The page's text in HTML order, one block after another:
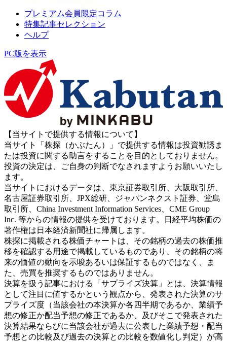
プレミアム会員限定コラム
特集記事セレクション
ヘルプ
PC版を表示
【当サイトで提供する情報について】
当サイト「株探（かぶたん）」で提供する情報は投資勧誘ま
たは投資に関する助言をすることを目的としておりません。
投資の決定は、ご自身の判断でなされますようお願いいたし
ます。
当サイトにおけるデータは、東京証券取引所、大阪取引所、
名古屋証券取引所、JPX総研、ジャパンネクスト証券、堂島
取引所、China Investment Information Services、CME Group
Inc. 等からの情報の提供を受けております。日経平均株価の
著作権は日本経済新聞社に帰属します。
株探に掲載される株価チャートは、その銘柄の過去の株価推
移を確認する用途で掲載しているものであり、その銘柄の将
来の価値の動向を示唆あるいは保証するものではなく、ま
た、売買を推奨するものではありません。
決算を扱う記事における「サプライズ決算」とは、決算情報
として注目に値するかという観点から、発表された決算のサ
プライズ度（当該会社の本決算か各四半期であるか、業績予
想の修正か配当予想の修正であるか、及びそこで発表された
決算結果ならびに当該会社が過去に公表した業績予想・配当
予想との比較及び過去の決算との比較を数値化し判定）が高